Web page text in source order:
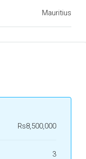
Mauritius
Rs8,500,000
3